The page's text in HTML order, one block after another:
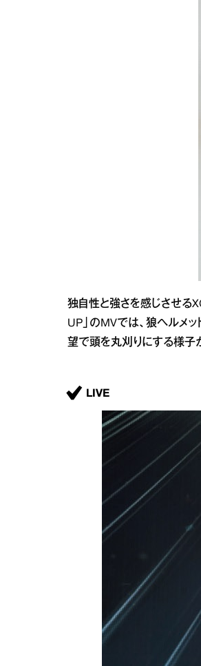
独自性と強さを感じさせる
UP」のMVでは、狼ヘルメ
望で頭を丸刈りにする様子
LIVE